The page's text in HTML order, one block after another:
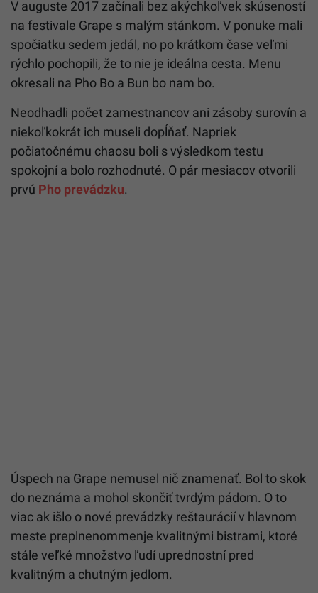
V auguste 2017 začínali bez akýchkoľvek skúseností
na festivale Grape s malým stánkom. V ponuke mali
spočiatku sedem jedál, no po krátkom čase veľmi
rýchlo pochopili, že to nie je ideálna cesta. Menu
okresali na Pho Bo a Bun bo nam bo.
Neodhadli počet zamestnancov ani zásoby surovín a
niekoľkokrát ich museli dopĺňať. Napriek
počiatočnému chaosu boli s výsledkom testu
spokojní a bolo rozhodnuté. O pár mesiacov otvorili
prvú Pho prevádzku.
Úspech na Grape nemusel nič znamenať. Bol to skok
do neznáma a mohol skončiť tvrdým pádom. O to
viac ak išlo o nové prevádzky reštaurácií v hlavnom
meste preplnenommenje kvalitnými bistrami, ktoré
stále veľké množstvo ľudí uprednostní pred
kvalitným a chutným jedlom.